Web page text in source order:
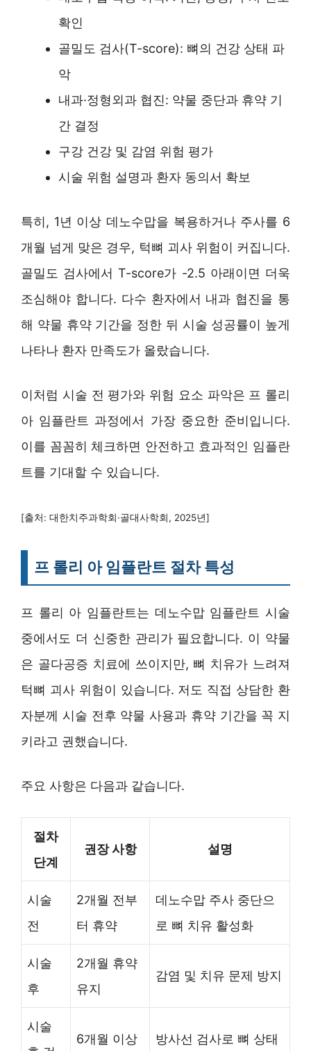
확인
골밀도 검사(T-score): 뼈의 건강 상태 파
악
내과·정형외과 협진: 약물 중단과 휴약 기
간 결정
구강 건강 및 감염 위험 평가
시술 위험 설명과 환자 동의서 확보
특히, 1년 이상 데노수맙을 복용하거나 주사를 6
개월 넘게 맞은 경우, 턱뼈 괴사 위험이 커집니다.
골밀도 검사에서 T-score가 -2.5 아래이면 더욱
조심해야 합니다. 다수 환자에서 내과 협진을 통
해 약물 휴약 기간을 정한 뒤 시술 성공률이 높게
나타나 환자 만족도가 올랐습니다.
이처럼 시술 전 평가와 위험 요소 파악은 프 롤리
아 임플란트 과정에서 가장 중요한 준비입니다.
이를 꼼꼼히 체크하면 안전하고 효과적인 임플란
트를 기대할 수 있습니다.
[출처: 대한치주과학회·골대사학회, 2025년]
프 롤리 아 임플란트 절차 특성
프 롤리 아 임플란트는 데노수맙 임플란트 시술
중에서도 더 신중한 관리가 필요합니다. 이 약물
은 골다공증 치료에 쓰이지만, 뼈 치유가 느려져
턱뼈 괴사 위험이 있습니다. 저도 직접 상담한 환
자분께 시술 전후 약물 사용과 휴약 기간을 꼭 지
키라고 권했습니다.
주요 사항은 다음과 같습니다.
절차
단계
권장 사항 설명
시술
전
2개월 전부
터 휴약
데노수맙 주사 중단으
로 뼈 치유 활성화
시술
후
2개월 휴약
유지
감염 및 치유 문제 방지
시술
6개월 이상
방사선 검사로 뼈 상태